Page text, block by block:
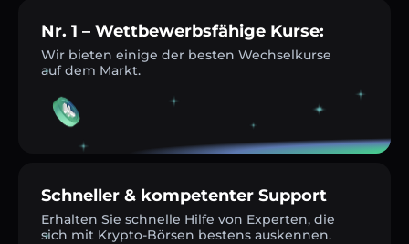
Nr. 1 – Wettbewerbsfähige Kurse:
Wir bieten einige der besten Wechselkurse
auf dem Markt.
Schneller & kompetenter Support
Erhalten Sie schnelle Hilfe von Experten, die
sich mit Krypto-Börsen bestens auskennen.